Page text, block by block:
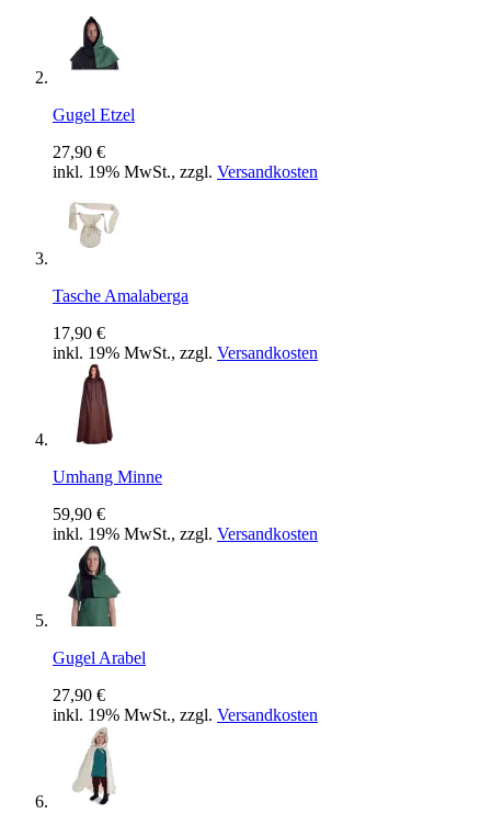
Gugel Etzel
27,90 €
inkl. 19% MwSt., zzgl. Versandkosten
Tasche Amalaberga
17,90 €
inkl. 19% MwSt., zzgl. Versandkosten
Umhang Minne
59,90 €
inkl. 19% MwSt., zzgl. Versandkosten
Gugel Arabel
27,90 €
inkl. 19% MwSt., zzgl. Versandkosten